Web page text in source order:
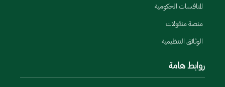
المنافسات الحكومية
منصة منقولات
الوثائق التنظيمية
روابط هامة